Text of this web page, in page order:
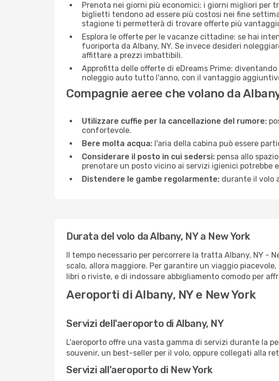
Prenota nei giorni più economici: i giorni migliori per
biglietti tendono ad essere più costosi nei fine
stagione ti permetterà di trovare offerte più
Esplora le offerte per le vacanze cittadine: se hai
fuoriporta da Albany, NY. Se invece desideri
affittare a prezzi imbattibili.
Approfitta delle offerte di eDreams Prime:
noleggio auto tutto l'anno, con il vantaggio
Compagnie aeree che volano da
Utilizzare cuffie per la cancellazione del rumore:
confortevole.
Bere molta acqua: l'aria della cabina può essere
Considerare il posto in cui sedersi: pensa allo
prenotare un posto vicino ai servizi igienici potrebbe
Distendere le gambe regolarmente: durante il volo
Durata del volo da Albany, NY a New York
Il tempo necessario per percorrere la tratta Albany, NY -
scalo, allora maggiore. Per garantire un viaggio
libri o riviste, e di indossare abbigliamento comodo per
Aeroporti di Albany, NY e New York
Servizi dell'aeroporto di Albany, NY
L'aeroporto offre una vasta gamma di servizi durante la
souvenir, un best-seller per il volo, oppure collegati alla
Servizi all'aeroporto di New York